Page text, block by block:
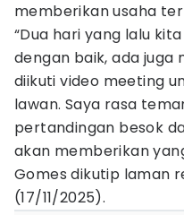
memberikan usaha
“Dua hari yang lalu
dengan baik, ada
diikuti video meeting
lawan. Saya rasa
pertandingan besok
akan memberikan
Gomes dikutip laman
(17/11/2025).